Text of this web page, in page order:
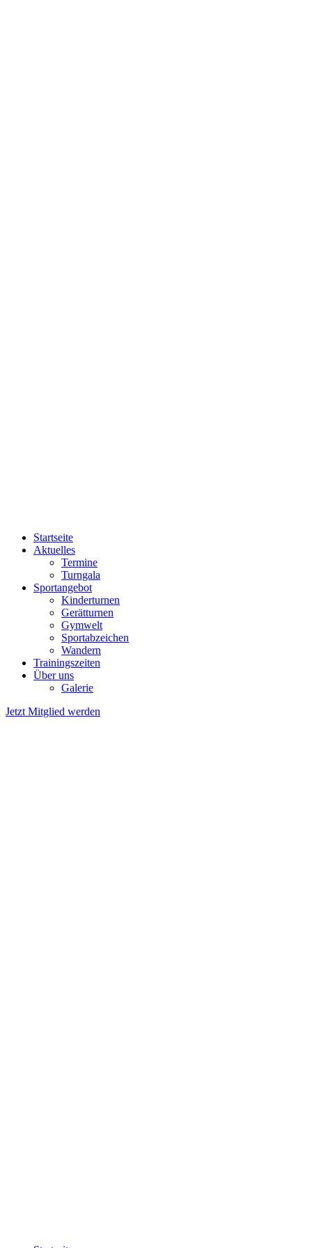
Startseite
Aktuelles
Termine
Turngala
Sportangebot
Kinderturnen
Gerätturnen
Gymwelt
Sportabzeichen
Wandern
Trainingszeiten
Über uns
Galerie
Jetzt Mitglied werden